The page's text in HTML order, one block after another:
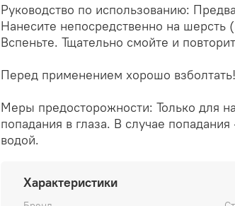
Руководство по использованию:
Нанесите непосредственно на шерсть
Вспеньте. Тщательно смойте и
Перед применением хорошо взболтать!
Меры предосторожности: Только для
попадания в глаза. В случае
водой.
Характеристики